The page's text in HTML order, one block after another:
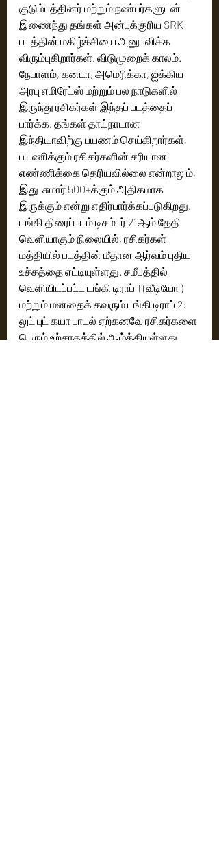
குடும்பத்தினர் மற்றும் நண்பர்களுடன்
இணைந்து தங்கள் அன்புக்குரிய SRK
படத்தின் மகிழ்ச்சியை அனுபவிக்க
விரும்புகிறார்கள். விடுமுறைக் காலம்.
நேபாளம், கனடா, அமெரிக்கா, ஐக்கிய
அரபு எமிரேட்ஸ் மற்றும் பல நாடுகளில்
இருந்து ரசிகர்கள் இந்தப் படத்தைப்
பார்க்க, தங்கள் தாய்நாடான
இந்தியாவிற்கு பயணம் செய்கிறார்கள்,
பயணிக்கும் ரசிகர்களின் சரியான
எண்ணிக்கை தெரியவில்லை என்றாலும்,
இது  சுமார் 500+க்கும் அதிகமாக
இருக்கும் என்று எதிர்பார்க்கப்படுகிறது.
டங்கி திரைப்படம் டிசம்பர் 21ஆம் தேதி
வெளியாகும் நிலையில், ரசிகர்கள்
மத்தியில் படத்தின் மீதான ஆர்வம் புதிய
உச்சத்தை எட்டியுள்ளது. சமீபத்தில்
வெளியிடப்பட்ட டங்கி டிராப் 1 (வீடியோ )
மற்றும் மனதைக் கவரும் டங்கி டிராப் 2:
லுட் புட் கயா பாடல் ஏற்கனவே ரசிகர்களை
பெரும் உற்சாகத்தில் ஆழ்த்தியுள்ளது.